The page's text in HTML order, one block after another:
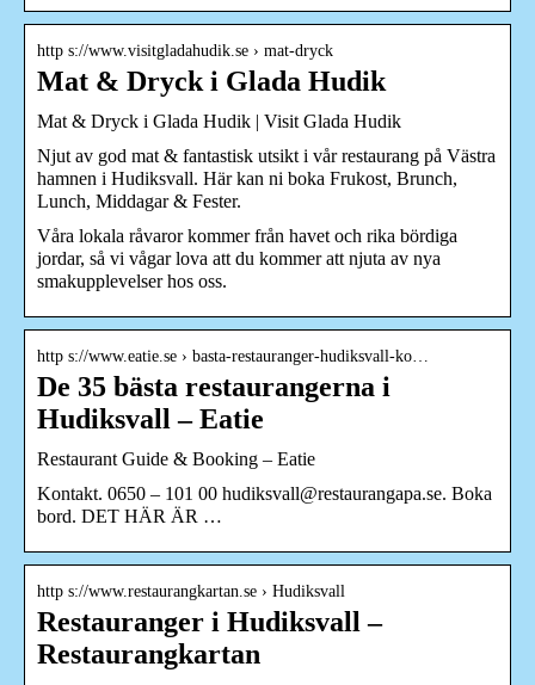
http s://www.visitgladahudik.se › mat-dryck
Mat & Dryck i Glada Hudik
Mat & Dryck i Glada Hudik | Visit Glada Hudik
Njut av god mat & fantastisk utsikt i vår restaurang på Västra
hamnen i Hudiksvall. Här kan ni boka Frukost, Brunch,
Lunch, Middagar & Fester.
Våra lokala råvaror kommer från havet och rika bördiga
jordar, så vi vågar lova att du kommer att njuta av nya
smakupplevelser hos oss.
http s://www.eatie.se › basta-restauranger-hudiksvall-ko…
De 35 bästa restaurangerna i
Hudiksvall – Eatie
Restaurant Guide & Booking – Eatie
Kontakt. 0650 – 101 00 hudiksvall@restaurangapa.se. Boka
bord. DET HÄR ÄR …
http s://www.restaurangkartan.se › Hudiksvall
Restauranger i Hudiksvall –
Restaurangkartan